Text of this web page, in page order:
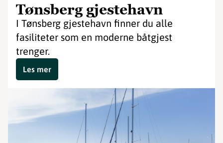
Tønsberg gjestehavn
I Tønsberg gjestehavn finner du alle
fasiliteter som en moderne båtgjest
trenger.
Les mer